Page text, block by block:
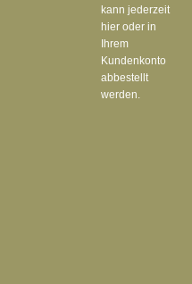
kann jederzeit
hier oder in
Ihrem
Kundenkonto
abbestellt
werden.